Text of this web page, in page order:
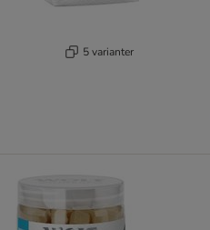
5 varianter